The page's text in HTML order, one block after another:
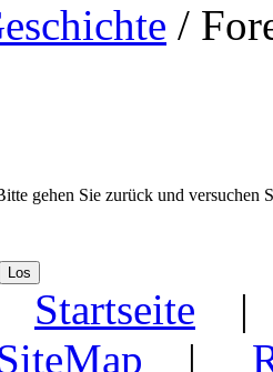
/
gehen Sie zurück und versuchen
Startseite
|